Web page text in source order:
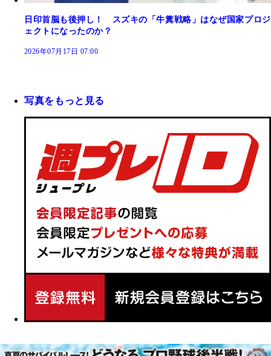
日印首脳も後押し！ スズキの「牛糞戦略」はなぜ国家プロジ
ェクトになったのか？
2026年07月17日 07:00
写真をもっと見る